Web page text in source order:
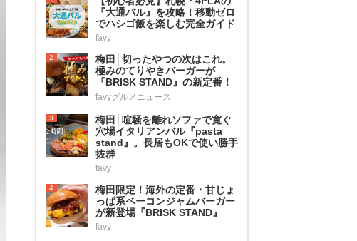
『大通バル』を攻略！移動ゼロ
でハシゴ飯を楽しむ完全ガイド
favy
2
梅田│切ったやつの次はこれ。
極みのてりやきバーガーが
『BRISK STAND』の新定番！
favyグルメニュース
3
梅田│喧騒を離れソファで寛ぐ
穴場イタリアンバル『pasta
stand』。長居もOKで使い勝手
抜群
favy
4
梅田限定！海外の定番・甘じょ
っぱ系ベーコンジャムバーガー
が新登場『BRISK STAND』
favy